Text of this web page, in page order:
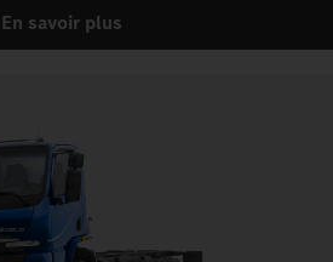
En savoir plus